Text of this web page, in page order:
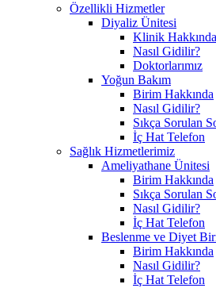
Özellikli Hizmetler
Diyaliz Ünitesi
Klinik Hakkında
Nasıl Gidilir?
Doktorlarımız
Yoğun Bakım
Birim Hakkında
Nasıl Gidilir?
Sıkça Sorulan
İç Hat Telefon
Sağlık Hizmetlerimiz
Ameliyathane Ünitesi
Birim Hakkında
Sıkça Sorulan
Nasıl Gidilir?
İç Hat Telefon
Beslenme ve Diyet
Birim Hakkında
Nasıl Gidilir?
İç Hat Telefon